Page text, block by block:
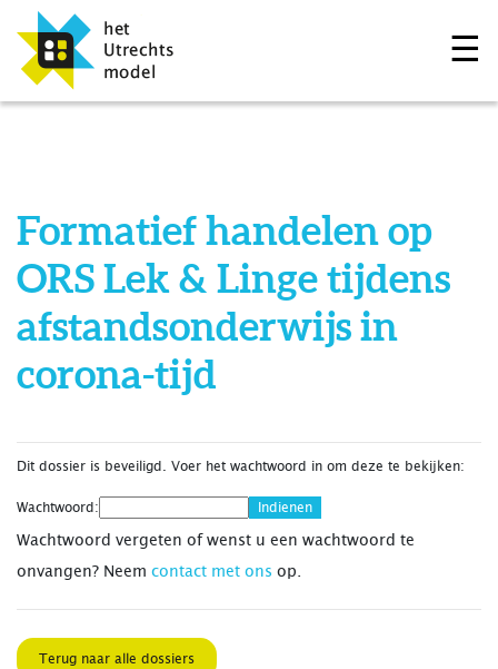
☰
Formatief handelen op
ORS Lek & Linge tijdens
afstandsonderwijs in
corona-tijd
Dit dossier is beveiligd. Voer het wachtwoord in om deze te bekijken:
Wachtwoord:
Wachtwoord vergeten of wenst u een wachtwoord te
onvangen? Neem contact met ons op.
Terug naar alle dossiers